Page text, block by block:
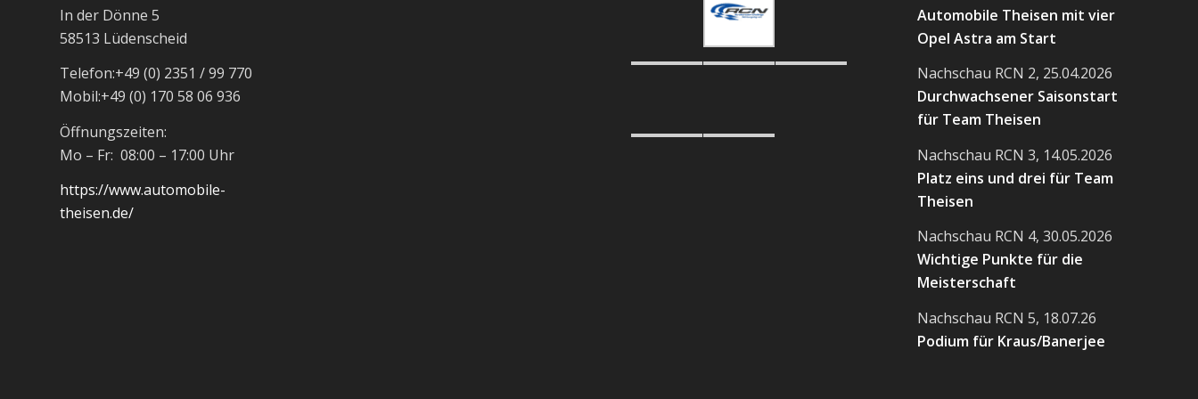
In der Dönne 5
58513 Lüdenscheid
Telefon:+49 (0) 2351 / 99 770
Mobil:+49 (0) 170 58 06 936
Öffnungszeiten:
Mo – Fr: 08:00 – 17:00 Uhr
https://www.automobile-
theisen.de/
Automobile Theisen mit vier
Opel Astra am Start
Nachschau RCN 2, 25.04.2026
Durchwachsener Saisonstart
für Team Theisen
Nachschau RCN 3, 14.05.2026
Platz eins und drei für Team
Theisen
Nachschau RCN 4, 30.05.2026
Wichtige Punkte für die
Meisterschaft
Nachschau RCN 5, 18.07.26
Podium für Kraus/Banerjee